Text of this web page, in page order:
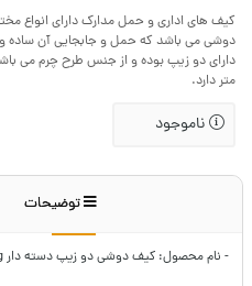
کیف های اداری و حمل مدارک دارای انواع
دوشی می باشد که حمل و جابجایی آن ساده
متر دارد.
ناموجود
توضیحات
- نام محصول: کیف دوشی دو زیپ دسته دار Shoulder Learther Bag